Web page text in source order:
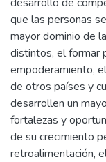
que las personas
mayor dominio de
distintos, el formar
empoderamiento,
de otros países y
desarrollen un
fortalezas y
de su crecimiento
retroalimentación,